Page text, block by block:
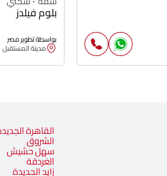
بلوم فيلدز
بواسطة تطوير مصر
مدينة المستقبل
القاهرة
الشروق
سهل حشيش
الغردقة
زايد الجديدة